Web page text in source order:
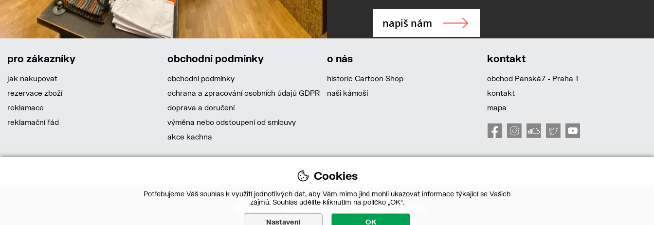
pro zákazníky
jak nakupovat
rezervace zboží
reklamace
reklamační řád
obchodní podmínky
obchodní podmínky
ochrana a zpracování osobních údajů GDPR
doprava a doručení
výměna nebo odstoupení od smlouvy
akce kachna
o nás
historie Cartoon Shop
naši kámoši
kontakt
obchod Panská7 - Praha 1
kontakt
mapa
Cookies
Potřebujeme Váš souhlas k využití jednotlivých dat, aby Vám mimo jiné mohli ukazovat informace týkající se Vašich
zájmů. Souhlas udělíte kliknutím na políčko „OK“.
Nastavení OK